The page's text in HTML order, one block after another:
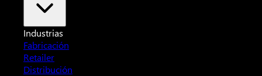
Industrias
Fabricación
Retailer
Distribución